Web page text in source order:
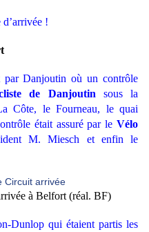
!
par Danjoutin où un contrôle
de Danjoutin sous la
Côte, le Fourneau, le quai
était assuré par le Vélo
M. Miesch et enfin le
à Belfort (réal. BF)
Dunlop qui étaient partis les